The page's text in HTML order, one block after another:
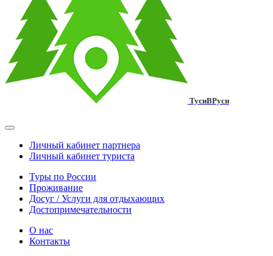
ТусиВРуси
Личный кабинет партнера
Личный кабинет туриста
Туры по России
Проживание
Досуг / Услуги для отдыхающих
Достопримечательности
О нас
Контакты